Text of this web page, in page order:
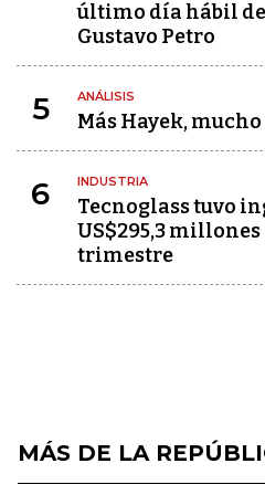
último día hábil
Gustavo Petro
5 ANÁLISIS
Más Hayek,
6 INDUSTRIA
Tecnoglass tuvo
US$295,3
trimestre
MÁS DE LA